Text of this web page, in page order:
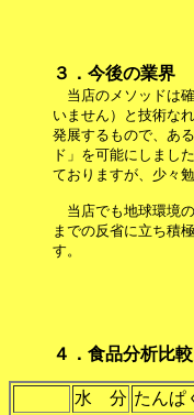
３．今後の業界
当店のメソッドは
いません）と技術な
発展するもので、あ
ド」を可能にしまし
ておりますが、少々
当店でも地球環境
までの反省に立ち積
４．食品分析比較
水 分 たんぱ